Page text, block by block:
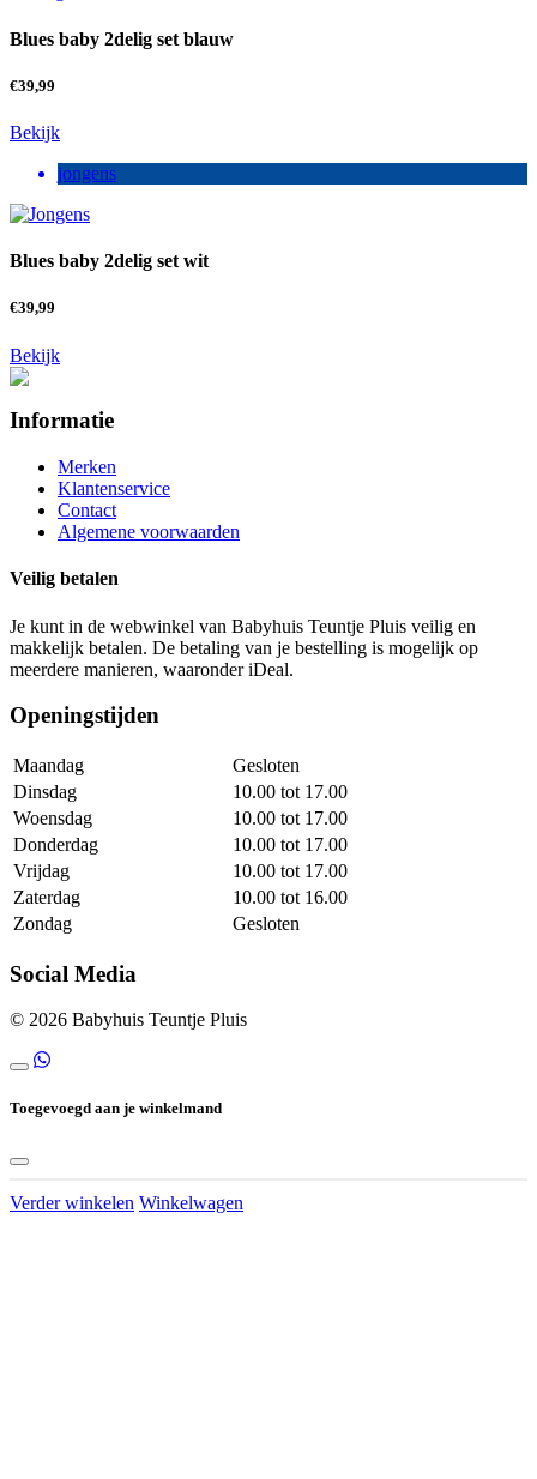
Blues baby 2delig set blauw
€39,99
Bekijk
jongens
Blues baby 2delig set wit
€39,99
Bekijk
Informatie
Merken
Klantenservice
Contact
Algemene voorwaarden
Veilig betalen
Je kunt in de webwinkel van Babyhuis Teuntje Pluis veilig en
makkelijk betalen. De betaling van je bestelling is mogelijk op
meerdere manieren, waaronder iDeal.
Openingstijden
Maandag
Gesloten
Dinsdag
10.00 tot 17.00
Woensdag
10.00 tot 17.00
Donderdag
10.00 tot 17.00
Vrijdag
10.00 tot 17.00
Zaterdag
10.00 tot 16.00
Zondag
Gesloten
Social Media
© 2026 Babyhuis Teuntje Pluis
Toegevoegd aan je winkelmand
Verder winkelen Winkelwagen